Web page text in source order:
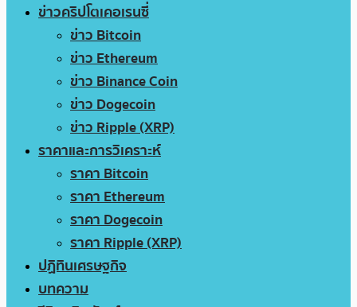
ข่าวคริปโตเคอเรนซี่
ข่าว Bitcoin
ข่าว Ethereum
ข่าว Binance Coin
ข่าว Dogecoin
ข่าว Ripple (XRP)
ราคาและการวิเคราะห์
ราคา Bitcoin
ราคา Ethereum
ราคา Dogecoin
ราคา Ripple (XRP)
ปฏิทินเศรษฐกิจ
บทความ